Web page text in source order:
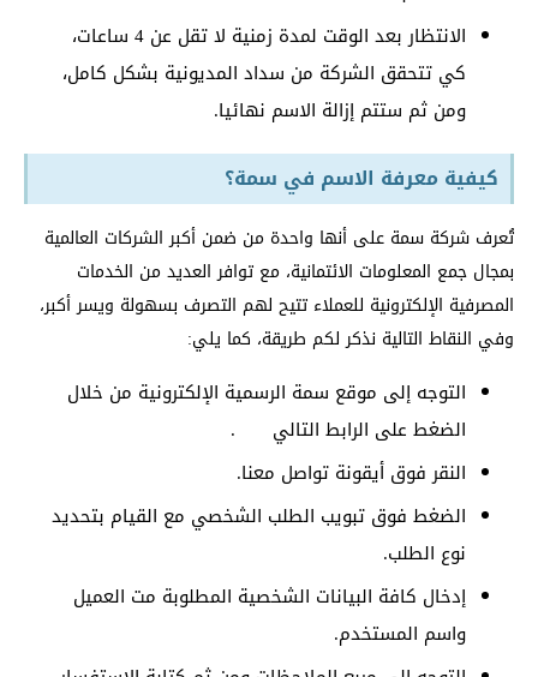
الانتظار بعد الوقت لمدة زمنية لا تقل عن 4 ساعات،
كي تتحقق الشركة من سداد المديونية بشكل كامل،
ومن ثم ستتم إزالة الاسم نهائيا.
كيفية معرفة الاسم في سمة؟
تُعرف شركة سمة على أنها واحدة من ضمن أكبر الشركات العالمية
بمجال جمع المعلومات الائتمانية، مع توافر العديد من الخدمات
المصرفية الإلكترونية للعملاء تتيح لهم التصرف بسهولة ويسر أكبر،
وفي النقاط التالية نذكر لكم طريقة، كما يلي:
التوجه إلى موقع سمة الرسمية الإلكترونية من خلال
الضغط على الرابط التالي
.
النقر فوق أيقونة تواصل معنا.
الضغط فوق تبويب الطلب الشخصي مع القيام بتحديد
نوع الطلب.
إدخال كافة البيانات الشخصية المطلوبة مت العميل
واسم المستخدم.